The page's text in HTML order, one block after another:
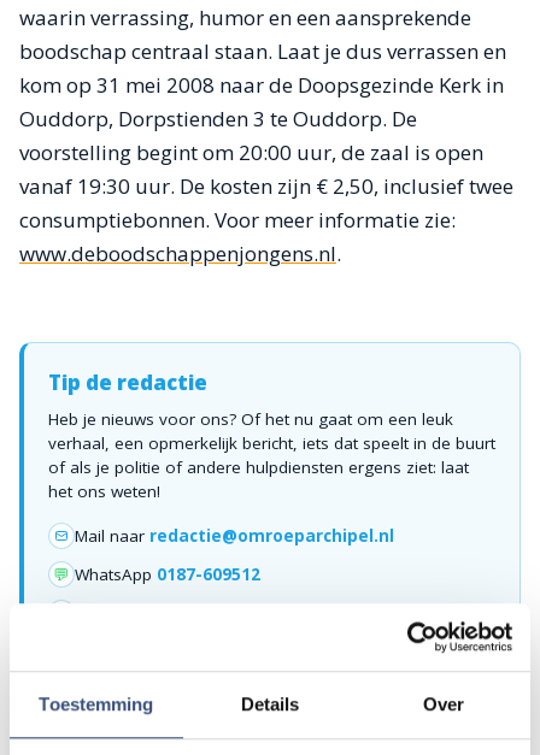
Toestemming Details Over
waarin verrassing, humor en een aansprekende
boodschap centraal staan. Laat je dus verrassen en
kom op 31 mei 2008 naar de Doopsgezinde Kerk in
Ouddorp, Dorpstienden 3 te Ouddorp. De
voorstelling begint om 20:00 uur, de zaal is open
vanaf 19:30 uur. De kosten zijn € 2,50, inclusief twee
consumptiebonnen. Voor meer informatie zie:
www.deboodschappenjongens.nl.
Tip de redactie
Heb je nieuws voor ons? Of het nu gaat om een leuk
verhaal, een opmerkelijk bericht, iets dat speelt in de buurt
of als je politie of andere hulpdiensten ergens ziet: laat
het ons weten!
Mail naar redactie@omroeparchipel.nl
💬 WhatsApp 0187-609512
Foutje gezien of twijfel over een advertentie?
Zie je een fout in dit artikel, werkt iets niet goed of kom je een